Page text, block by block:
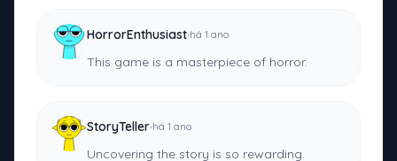
HorrorEnthusiast·há 1 ano
This game is a masterpiece of horror.
StoryTeller·há 1 ano
Uncovering the story is so rewarding.